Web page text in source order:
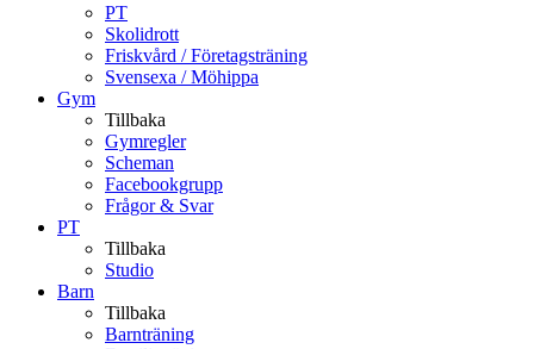
PT
Skolidrott
Friskvård / Företagsträning
Svensexa / Möhippa
Gym
Tillbaka
Gymregler
Scheman
Facebookgrupp
Frågor & Svar
PT
Tillbaka
Studio
Barn
Tillbaka
Barnträning